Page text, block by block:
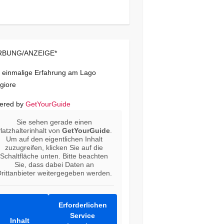
ANZEIGE*
einmalige Erfahrung am Lago
by GetYourGuide
Sie sehen gerade einen
vonGetYourGuide
Um auf den eigentlichen Inhalt
zuzugreifen, klicken Sie auf die
Schaltfläche unten. Bitte beachten
Sie, dass dabei Daten an
weitergegeben werden.
Inhalt
Erforderlichen
Service